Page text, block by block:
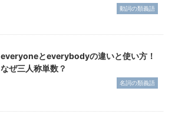
動詞の類義語
everyoneとeverybodyの違いと使い方！
なぜ三人称単数？
名詞の類義語